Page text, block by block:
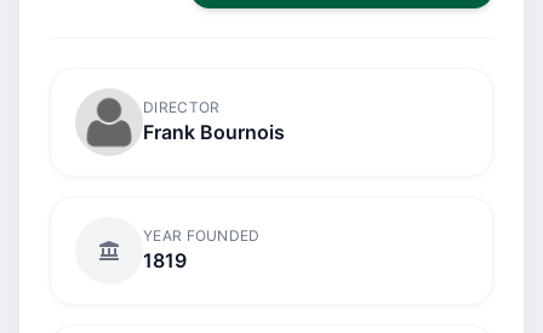
DIRECTOR
Frank Bournois
YEAR FOUNDED
1819